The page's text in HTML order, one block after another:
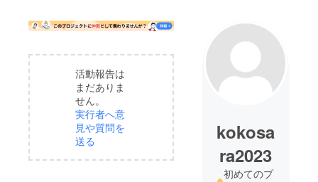
活動報告は
まだありま
せん。
実行者へ意
見や質問を
送る
kokosa
ra2023
初めてのプ